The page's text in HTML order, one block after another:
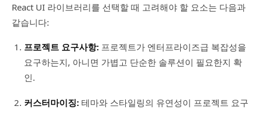
React UI 라이브러리를 선택할 때 고려해야 할 요소는 다음과
같습니다:
프로젝트 요구사항: 프로젝트가 엔터프라이즈급 복잡성을
요구하는지, 아니면 가볍고 단순한 솔루션이 필요한지 확
인.
커스터마이징: 테마와 스타일링의 유연성이 프로젝트 요구